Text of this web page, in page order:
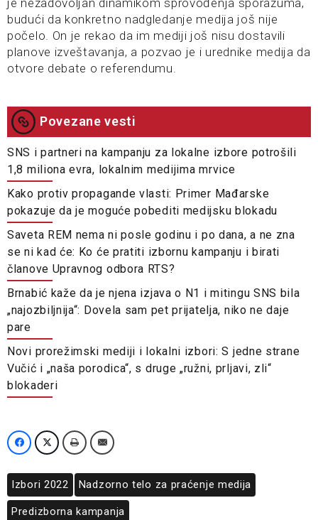
je nezadovoljan dinamikom sprovođenja sporazuma,
budući da konkretno nadgledanje medija još nije
počelo. On je rekao da im mediji još nisu dostavili
planove izveštavanja, a pozvao je i urednike medija da
otvore debate o referendumu.
Povezane vesti
SNS i partneri na kampanju za lokalne izbore potrošili
1,8 miliona evra, lokalnim medijima mrvice
Kako protiv propagande vlasti: Primer Mađarske
pokazuje da je moguće pobediti medijsku blokadu
Saveta REM nema ni posle godinu i po dana, a ne zna
se ni kad će: Ko će pratiti izbornu kampanju i birati
članove Upravnog odbora RTS?
Brnabić kaže da je njena izjava o N1 i mitingu SNS bila
„najozbiljnija“: Dovela sam pet prijatelja, niko ne daje
pare
Novi prorežimski mediji i lokalni izbori: S jedne strane
Vučić i „naša porodica“, s druge „ružni, prljavi, zli“
blokaderi
Izbori 2022 Nadzorno telo za praćenje medija
Predizborna kampanja